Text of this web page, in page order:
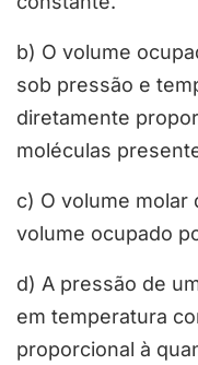
b) O volume
sob pressão e
diretamente
moléculas
c) O volume molar
volume ocupado
d) A pressão de
em temperatura
proporcional à